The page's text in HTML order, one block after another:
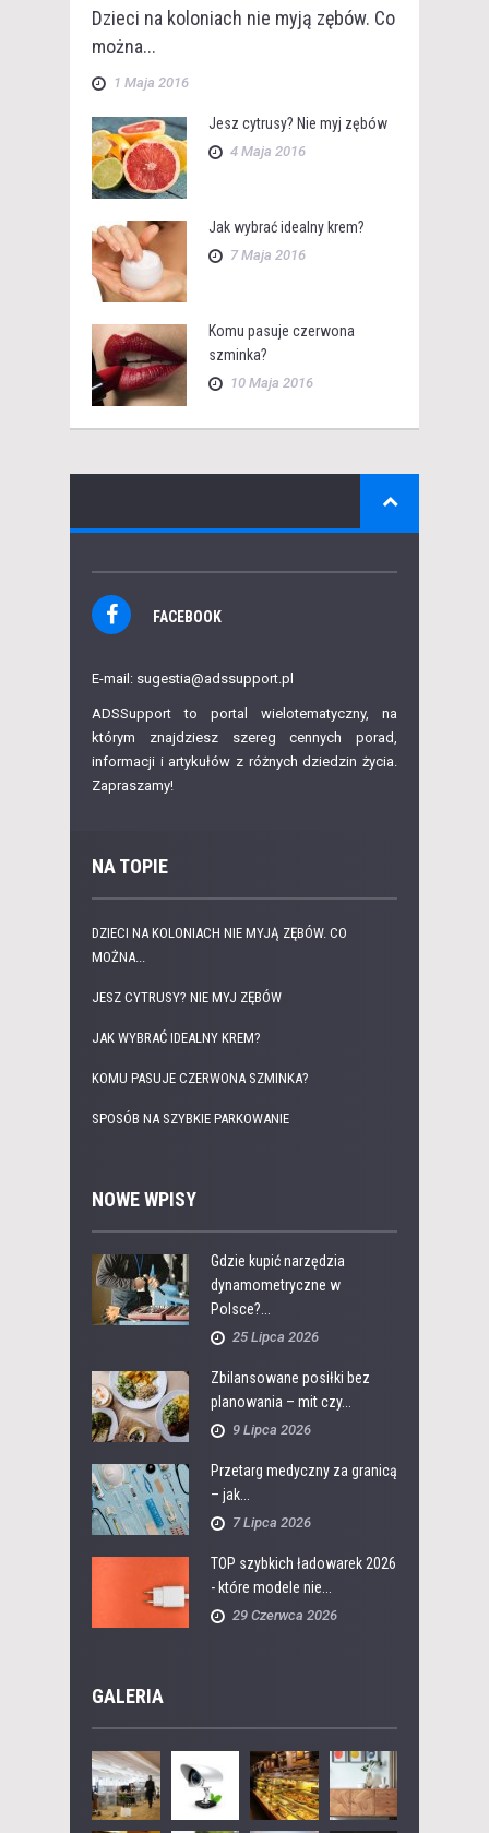
Dzieci na koloniach nie myją zębów. Co
można...
1 Maja 2016
Jesz cytrusy? Nie myj zębów
4 Maja 2016
Jak wybrać idealny krem?
7 Maja 2016
Komu pasuje czerwona
szminka?
10 Maja 2016
FACEBOOK
E-mail: sugestia@adssupport.pl
ADSSupport to portal wielotematyczny, na
którym znajdziesz szereg cennych porad,
informacji i artykułów z różnych dziedzin życia.
Zapraszamy!
NA TOPIE
DZIECI NA KOLONIACH NIE MYJĄ ZĘBÓW. CO
MOŻNA...
JESZ CYTRUSY? NIE MYJ ZĘBÓW
JAK WYBRAĆ IDEALNY KREM?
KOMU PASUJE CZERWONA SZMINKA?
SPOSÓB NA SZYBKIE PARKOWANIE
NOWE WPISY
Gdzie kupić narzędzia
dynamometryczne w
Polsce?...
25 Lipca 2026
Zbilansowane posiłki bez
planowania – mit czy...
9 Lipca 2026
Przetarg medyczny za granicą
– jak...
7 Lipca 2026
TOP szybkich ładowarek 2026
- które modele nie...
29 Czerwca 2026
GALERIA